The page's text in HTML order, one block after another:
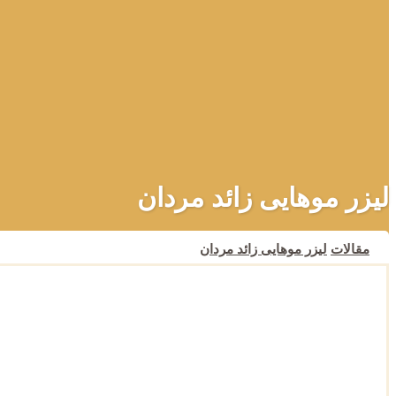
لیزر موهایی زائد مردان
مقالات لیزر موهایی زائد مردان